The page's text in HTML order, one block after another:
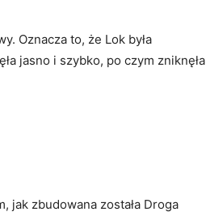
Oznacza to, że Lok była
jasno i szybko, po czym zniknęła
jak zbudowana została Droga